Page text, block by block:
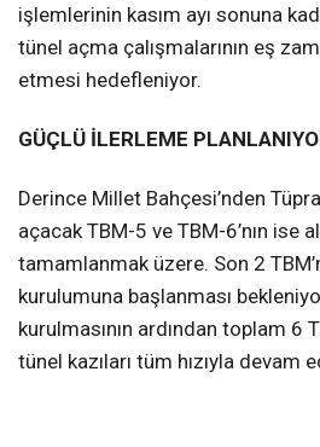
işlemlerinin kasım ayı sonuna
tünel açma çalışmalarının eş
etmesi hedefleniyor.
GÜÇLÜ İLERLEME
Derince Millet Bahçesi’nden
açacak TBM-5 ve TBM-6’nın ise
tamamlanmak üzere. Son 2
kurulumuna başlanması
kurulmasının ardından toplam 6
tünel kazıları tüm hızıyla devam